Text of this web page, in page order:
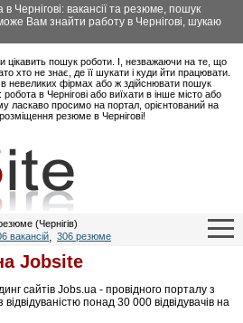
Чернігові: вакансії та резюме, пошук
Вам знайти работу в Чернігові, шукаю
цікавить пошук роботи. І, незважаючи на те, що
хто не знає, де її шукати і куди йти працювати.
в невеликих фірмах або ж здійснювати пошук
в Чернігові або виїхати в інше місто або
ласкаво просимо на портал, орієнтований на
резюме в Чернігові!
(Чернігів)
вакансій, 306 резюме
Jobsite
сайтів Jobs.ua - провідного порталу з
понад 30 000 відвідувачів на